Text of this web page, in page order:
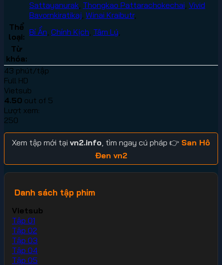
Sattayanurak Thongkao Pattarachokechai Vivid
Bavornkiratikaj Winai Kraibutr,
Thể
loại: Bí Ẩn Chính Kịch Tâm Lý
Từ
khóa:
43 phút/tập
Full HD
Vietsub
4.50 out of 5
Lượt xem:
250
Xem tập mới tại vn2.info , tìm ngay cú pháp 👉 San Hô
Đen vn2
Danh sách tập phim
Vietsub
Tập 01
Tập 02
Tập 03
Tập 04
Tập 05